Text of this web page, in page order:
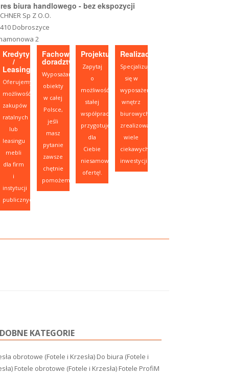
biura handlowego - bez ekspozycji
Sp Z O.O.
Dobroszyce
2
Kredyty
/
Leasing
Oferujemy
możliwość
zakupów
ratalnych
lub
leasingu
mebli
dla firm
i
instytucji
publicznych.
Fachowe
doradztwo
Wyposażamy
obiekty
w całej
Polsce,
jeśli
masz
pytanie
zawsze
chętnie
pomożemy.
Projektujesz?
Zapytaj
o
możliwość
stałej
współpracy,
przygotujemy
dla
Ciebie
niesamowitą
ofertę!.
Realizacje
Specjalizujemy
się w
wyposażeniu
wnętrz
biurowych,
zrealizowaliśmy
wiele
ciekawych
inwestycji.
KATEGORIE
obrotowe (Fotele i Krzesła) Do biura (Fotele i
Fotele obrotowe (Fotele i Krzesła) Fotele ProfiM